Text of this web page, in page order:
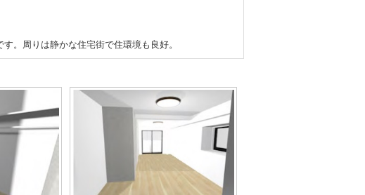
。周りは静かな住宅街で住環境も良好。